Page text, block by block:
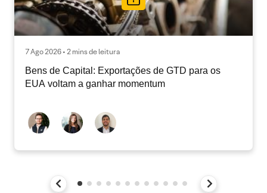
7 Ago 2026 • 2 mins de leitura
Bens de Capital: Exportações de GTD para os
EUA voltam a ganhar momentum